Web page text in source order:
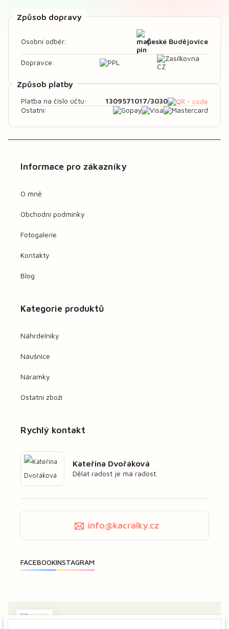
Způsob dopravy
Osobní odběr: České Budějovice
Dopravce:
Způsob platby
Platba na číslo účtu: 1309571017/3030
Ostatní:
Informace pro zákazníky
O mně
Obchodní podmínky
Fotogalerie
Kontakty
Blog
Kategorie produktů
Náhrdelníky
Náušnice
Náramky
Ostatní zboží
Rychlý kontakt
Kateřina Dvořáková
Dělat radost je má radost.
info@kacralky.cz